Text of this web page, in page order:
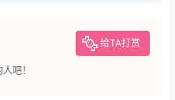
给TA打赏
吧！